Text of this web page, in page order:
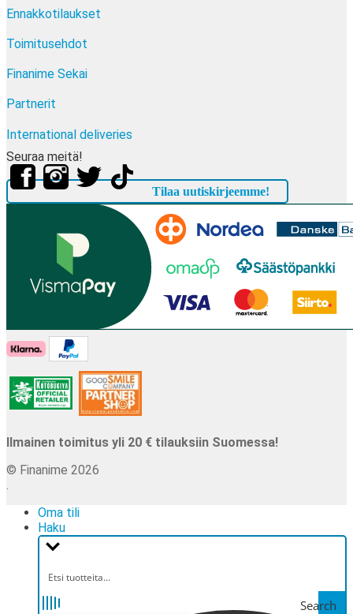
Ennakkotilaukset
Toimitusehdot
Finanime Sekai
Partnerit
International deliveries
Seuraa meitä!
Tilaa uutiskirjeemme!
Ilmainen toimitus yli 20 € tilauksiin Suomessa!
© Finanime 2026
.
Oma tili
Haku
Search